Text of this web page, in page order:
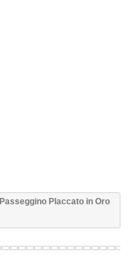
Passeggino Placcato in Oro